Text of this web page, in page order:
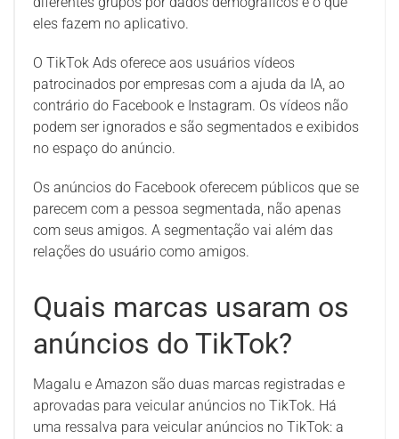
eles fazem no aplicativo.
O TikTok Ads oferece aos usuários vídeos
patrocinados por empresas com a ajuda da IA, ao
contrário do Facebook e Instagram. Os vídeos não
podem ser ignorados e são segmentados e exibidos
no espaço do anúncio.
Os anúncios do Facebook oferecem públicos que se
parecem com a pessoa segmentada, não apenas
com seus amigos. A segmentação vai além das
relações do usuário como amigos.
Quais marcas usaram os
anúncios do TikTok?
Magalu e Amazon são duas marcas registradas e
aprovadas para veicular anúncios no TikTok. Há
uma ressalva para veicular anúncios no TikTok: a